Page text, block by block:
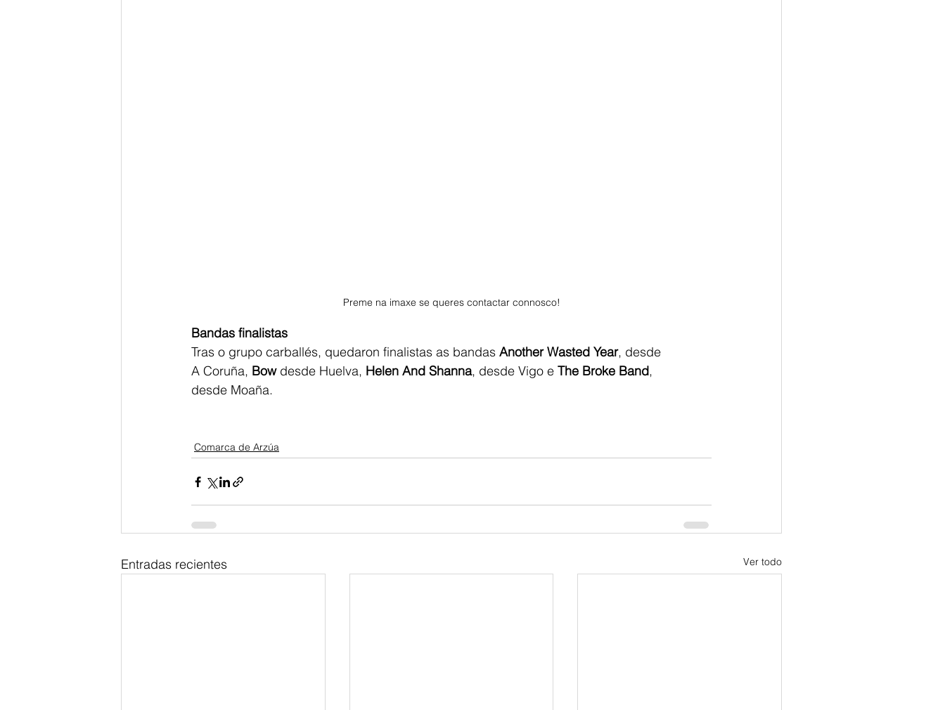
Preme na imaxe se queres contactar connosco!
Bandas finalistas
Tras o grupo carballés, quedaron finalistas as bandas Another Wasted Year, desde
A Coruña, Bow desde Huelva, Helen And Shanna, desde Vigo e The Broke Band,
desde Moaña.
Comarca de Arzúa
Entradas recientes Ver todo